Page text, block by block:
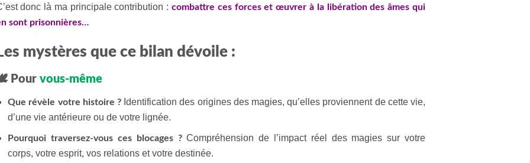
donc là ma principale contribution :combattre ces forces et œuvrer à la libération des âmes qui
sont prisonnières…
mystères que ce bilan dévoile :
Pourvous-même
Que révèle votre histoire ? Identification des origines des magies, qu’elles proviennent de cette vie,
d’une vie antérieure ou de votre lignée.
Pourquoi traversez-vous ces blocages ?Compréhension de l’impact réel des magies sur votre
corps, votre esprit, vos relations et votre destinée.